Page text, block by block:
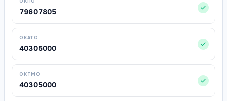
79607805
ОКАТО
40305000
ОКТМО
40305000